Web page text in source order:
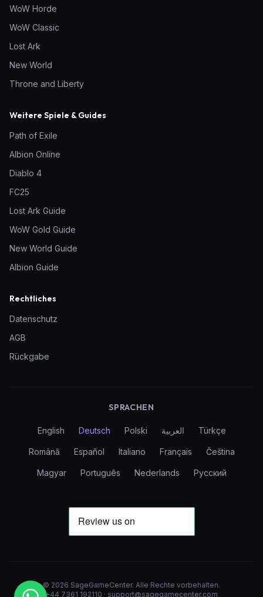
WoW Horde
WoW Classic
Lost Ark
New World
Throne and Liberty
Weitere Spiele & Guides
Path of Exile
Albion Online
Diablo 4
FC25
Lost Ark Guide
WoW Gold Guide
New World Guide
Albion Guide
Rechtliches
Datenschutz
AGB
Rückgabe
SPRACHEN
English Deutsch Polski العربية Türkçe
Română Español Italiano Français Čeština
Magyar Português Nederlands Русский
© 2026 SageGameCenter. Alle Rechte vorbehalten.
+44 7361 192110 · support@sagegamecenter.com